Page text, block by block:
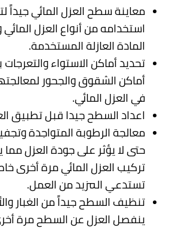
معاينة سطح العزل المائي جيداً
استخدامه من أنواع العزل
المادة العازلة المستخدمة.
تحديد أماكن الاستواء
أماكن الشقوق والجحور
في العزل المائي.
اعداد السطح جيدا قبل تطبيق
معالجة الرطوبة المتواجدة
حتى لا يؤثر على جودة العزل
تركيب العزل المائي مرة أخرى
تستدعي المزيد من العمل.
تنظيف السطح جيداً من الغبار
ينفصل العزل عن السطح مرة